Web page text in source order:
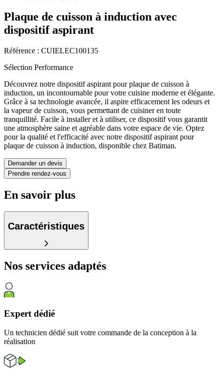
Plaque de cuisson à induction avec
dispositif aspirant
Référence : CUIELEC100135
Sélection Performance
Découvrez notre dispositif aspirant pour plaque de cuisson à
induction, un incontournable pour votre cuisine moderne et élégante.
Grâce à sa technologie avancée, il aspire efficacement les odeurs et
la vapeur de cuisson, vous permettant de cuisiner en toute
tranquillité. Facile à installer et à utiliser, ce dispositif vous garantit
une atmosphère saine et agréable dans votre espace de vie. Optez
pour la qualité et l'efficacité avec notre dispositif aspirant pour
plaque de cuisson à induction, disponible chez Batiman.
Demander un devis
Prendre rendez-vous
En savoir plus
Caractéristiques
Nos services adaptés
Expert dédié
Un technicien dédié suit votre commande de la conception à la
réalisation